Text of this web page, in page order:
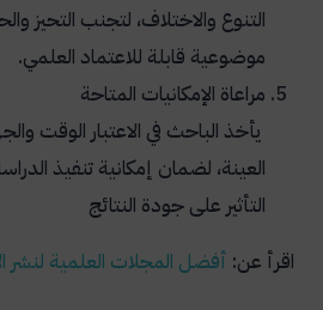
التنوع والاختلاف، لتجنب التحيز
موضوعية قابلة للاعتماد العلمي.
مراعاة الإمكانيات المتاحة
يأخذ الباحث في الاعتبار الوقت
العينة، لضمان إمكانية تنفيذ
التأثير على جودة النتائج
اقرأ عن: أفضل المجلات العلمية لنشر